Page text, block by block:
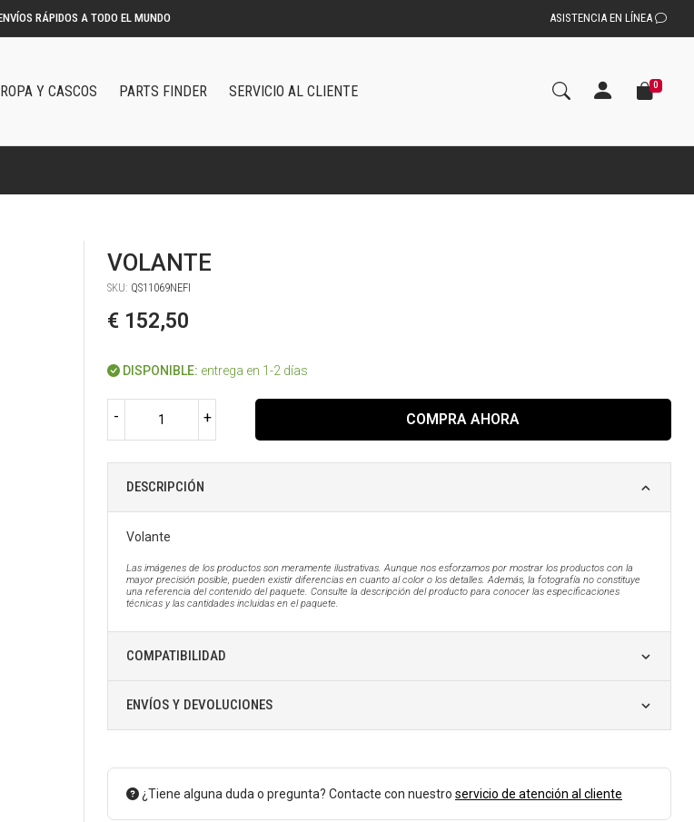
ASISTENCIA EN LÍNEA
ROPA Y CASCOS PARTS FINDER SERVICIO AL CLIENTE 0
VOLANTE
SKU: QS11069NEFI
€ 152,50
DISPONIBLE: entrega en 1-2 días
- + COMPRA AHORA
DESCRIPCIÓN
Volante
Las imágenes de los productos son meramente ilustrativas. Aunque nos esforzamos por mostrar los productos con la
mayor precisión posible, pueden existir diferencias en cuanto al color o los detalles. Además, la fotografía no constituye
una referencia del contenido del paquete. Consulte la descripción del producto para conocer las especificaciones
técnicas y las cantidades incluidas en el paquete.
COMPATIBILIDAD
ENVÍOS Y DEVOLUCIONES
¿Tiene alguna duda o pregunta? Contacte con nuestro servicio de atención al cliente